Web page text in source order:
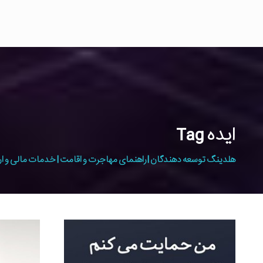
ایده Tag
هلدینگ توسعه دهندگان | راهنمای مهاجرت و اقامت | خدمات مالی و